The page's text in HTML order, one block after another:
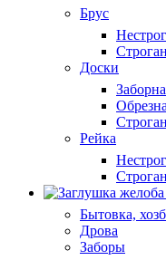
Брус
Доски
Рейка
Бытовка,
Дрова
Заборы